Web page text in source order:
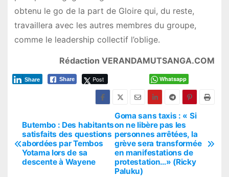
obtenu le go de la part de Gloire qui, du reste,
travaillera avec les autres membres du groupe,
comme le leadership collectif l’oblige.
Rédaction VERANDAMUTSANGA.COM
Share Post
Share Whatsapp
P
o
Goma sans taxis : « Si
on ne libère pas les
personnes arrêtées, la
grève sera transformée
en manifestations de
protestation…» (Ricky
Paluku)
Butembo : Des habitants
satisfaits des questions
abordées par Tembos
Yotama lors de sa
descente à Wayene